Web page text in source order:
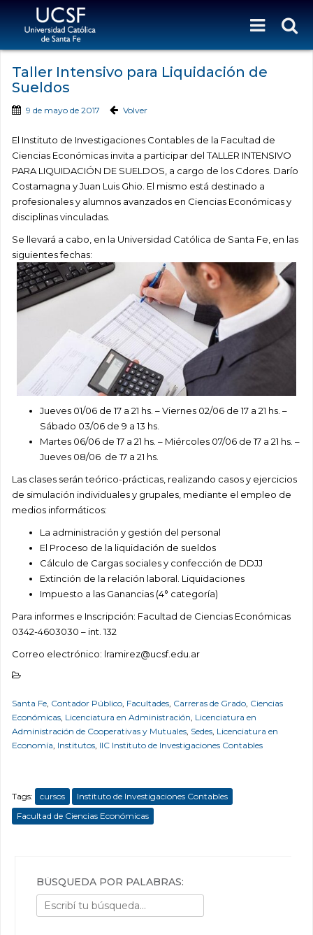
Taller Intensivo para Liquidación de
Sueldos
9 de mayo de 2017 Volver
El Instituto de Investigaciones Contables de la Facultad de
Ciencias Económicas invita a participar del TALLER INTENSIVO
PARA LIQUIDACIÓN DE SUELDOS, a cargo de los Cdores. Darío
Costamagna y Juan Luis Ghio. El mismo está destinado a
profesionales y alumnos avanzados en Ciencias Económicas y
disciplinas vinculadas.
Se llevará a cabo, en la Universidad Católica de Santa Fe, en las
siguientes fechas:
Jueves 01/06 de 17 a 21 hs. – Viernes 02/06 de 17 a 21 hs. –
Sábado 03/06 de 9 a 13 hs.
Martes 06/06 de 17 a 21 hs. – Miércoles 07/06 de 17 a 21 hs. –
Jueves 08/06 de 17 a 21 hs.
Las clases serán teórico-prácticas, realizando casos y ejercicios
de simulación individuales y grupales, mediante el empleo de
medios informáticos:
La administración y gestión del personal
El Proceso de la liquidación de sueldos
Cálculo de Cargas sociales y confección de DDJJ
Extinción de la relación laboral. Liquidaciones
Impuesto a las Ganancias (4° categoría)
Para informes e Inscripción: Facultad de Ciencias Económicas
0342-4603030 – int. 132
Correo electrónico: lramirez@ucsf.edu.ar
Santa Fe Contador Público Facultades Carreras de Grado Ciencias
Económicas Licenciatura en Administración Licenciatura en
Administración de Cooperativas y Mutuales Sedes Licenciatura en
Economía Institutos IIC Instituto de Investigaciones Contables
Tags: cursos
Instituto de Investigaciones Contables
Facultad de Ciencias Económicas
BÚSQUEDA POR PALABRAS: